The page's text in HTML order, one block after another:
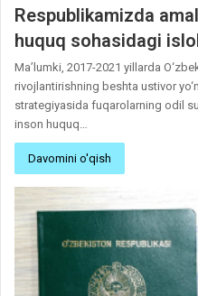
Respublikamizda
huquq sohasidagi
Ma’lumki, 2017-2021 yillarda
rivojlantirishning beshta ustivor
strategiyasida fuqarolarning odil
inson huquq…
Davomini o'qish